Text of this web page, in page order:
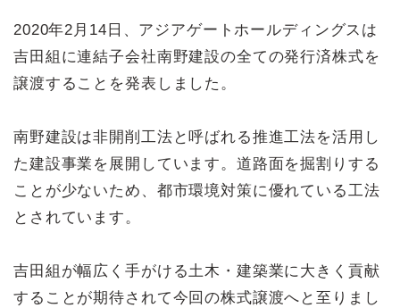
2020年2月14日、アジアゲートホールディングスは
吉田組に連結子会社南野建設の全ての発行済株式を
譲渡することを発表しました。
南野建設は非開削工法と呼ばれる推進工法を活用し
た建設事業を展開しています。道路面を掘割りする
ことが少ないため、都市環境対策に優れている工法
とされています。
吉田組が幅広く手がける土木・建築業に大きく貢献
することが期待されて今回の株式譲渡へと至りまし